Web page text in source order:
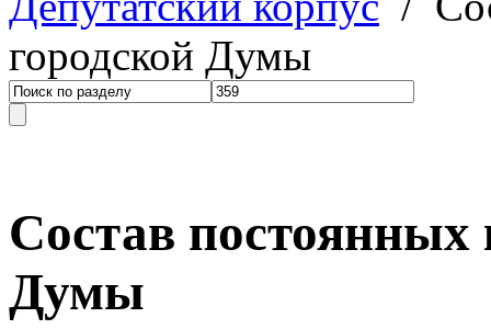
городской Думы
Состав постоянных
Думы